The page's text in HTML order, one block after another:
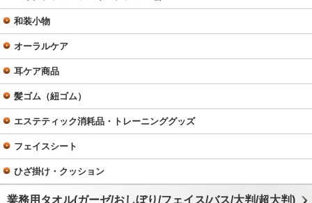
和装小物
オーラルケア
耳ケア商品
髪ゴム（紐ゴム）
エステティック消耗品・トレーニンググッズ
フェイスシート
ひざ掛け・クッション
業務用タオル(ガーゼ/おしぼり/フェイス/バス/大判/超大判)